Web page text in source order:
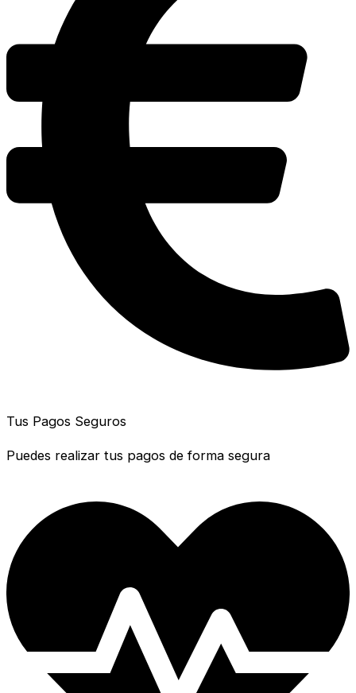
Tus Pagos Seguros
Puedes realizar tus pagos de forma segura